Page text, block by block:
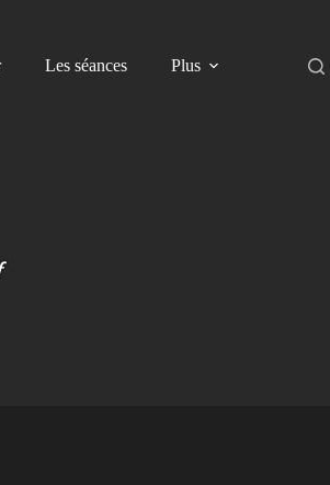
Les séances Plus